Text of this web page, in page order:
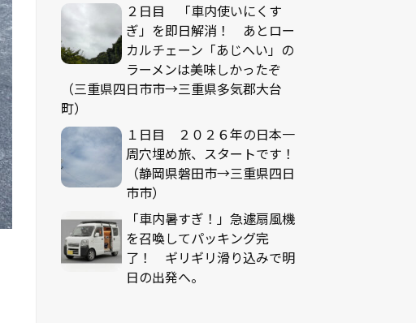
２日目 「車内使いにくす
ぎ」を即日解消！ あとロー
カルチェーン「あじへい」の
ラーメンは美味しかったぞ
（三重県四日市市→三重県多気郡大台
町）
１日目 ２０２６年の日本一
周穴埋め旅、スタートです！
（静岡県磐田市→三重県四日
市市）
「車内暑すぎ！」急遽扇風機
を召喚してパッキング完
了！ ギリギリ滑り込みで明
日の出発へ。